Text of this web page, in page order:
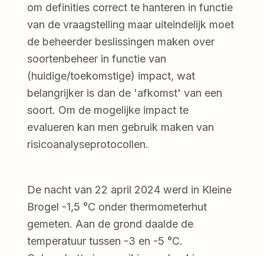
om definities correct te hanteren in functie
van de vraagstelling maar uiteindelijk moet
de beheerder beslissingen maken over
soortenbeheer in functie van
(huidige/toekomstige) impact, wat
belangrijker is dan de 'afkomst' van een
soort. Om de mogelijke impact te
evalueren kan men gebruik maken van
risicoanalyseprotocollen.
De nacht van 22 april 2024 werd in Kleine
Brogel -1,5 °C onder thermometerhut
gemeten. Aan de grond daalde de
temperatuur tussen -3 en -5 °C.